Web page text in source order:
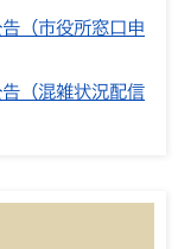
（市役所窓口申
（混雑状況配信